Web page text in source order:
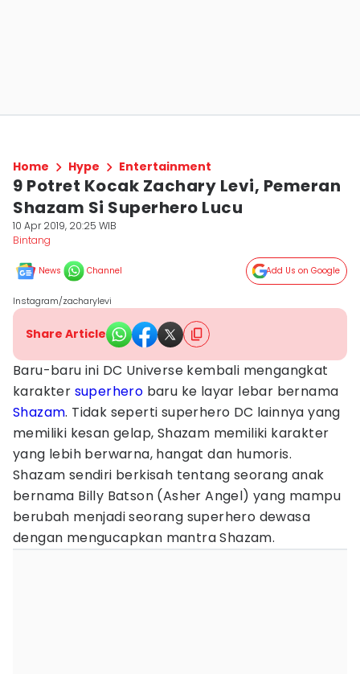
Home Hype Entertainment
9 Potret Kocak Zachary Levi, Pemeran
Shazam Si Superhero Lucu
10 Apr 2019, 20:25 WIB
Bintang
News Channel Add Us on Google
Instagram/zacharylevi
Share Article
Baru-baru ini DC Universe kembali mengangkat
karakter superhero baru ke layar lebar bernama
Shazam. Tidak seperti superhero DC lainnya yang
memiliki kesan gelap, Shazam memiliki karakter
yang lebih berwarna, hangat dan humoris.
Shazam sendiri berkisah tentang seorang anak
bernama Billy Batson (Asher Angel) yang mampu
berubah menjadi seorang superhero dewasa
dengan mengucapkan mantra Shazam.